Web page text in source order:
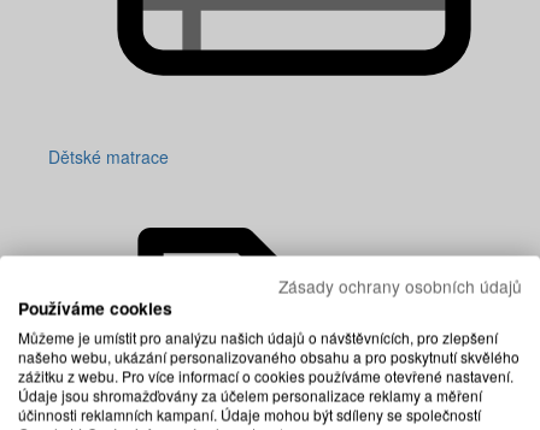
Dětské matrace
Zásady ochrany osobních údajů
Používáme cookies
Můžeme je umístit pro analýzu našich údajů o návštěvnících, pro zlepšení
našeho webu, ukázání personalizovaného obsahu a pro poskytnutí skvělého
zážitku z webu. Pro více informací o cookies používáme otevřené nastavení.
Údaje jsou shromažďovány za účelem personalizace reklamy a měření
účinnosti reklamních kampaní. Údaje mohou být sdíleny se společností